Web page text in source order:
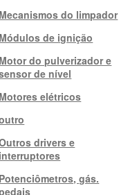
Mecanismos do limpador
Módulos de ignição
Motor do pulverizador e
de nível
Motores elétricos
drivers e
interruptores
Potenciômetros, gás.